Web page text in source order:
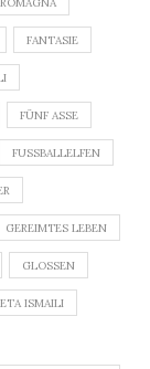
FANTASIE
FÜNF ASSE
FUSSBALLELFEN
GEREIMTES LEBEN
GLOSSEN
ISMAILI